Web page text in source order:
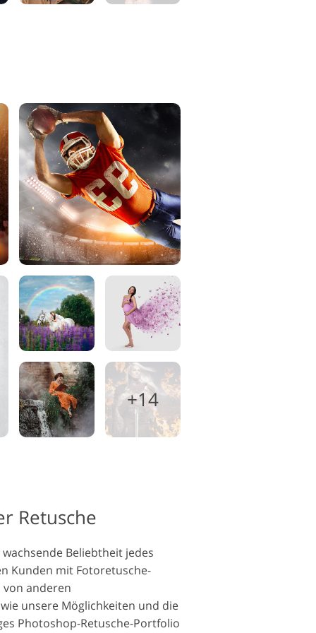
+14
Retusche
Beliebtheit jedes
Kunden mit Fotoretusche-
anderen
unsere Möglichkeiten und die
Photoshop-Retusche-Portfolio